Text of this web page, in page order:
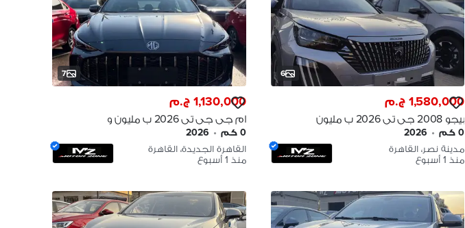
6
1,580,000 ج.م
بيجو 2008 جي تي 2026 ب مليون
٥٨٠ Peugeot 2008 GT
0 كم •
2026
مدينة نصر، القاهرة
منذ 1 أسبوع
7
1,130,000 ج.م
ام جى جى تى 2026 ب مليون و
١٣٠ الف MG GT 2026
0 كم •
2026
القاهرة الجديدة، القاهرة
منذ 1 أسبوع